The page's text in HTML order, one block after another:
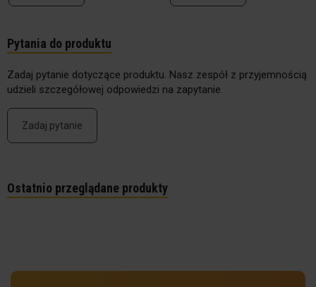
Pytania do produktu
Zadaj pytanie dotyczące produktu. Nasz zespół z przyjemnością
udzieli szczegółowej odpowiedzi na zapytanie.
Zadaj pytanie
Ostatnio przeglądane produkty